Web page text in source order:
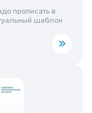
прописать в
шаблон